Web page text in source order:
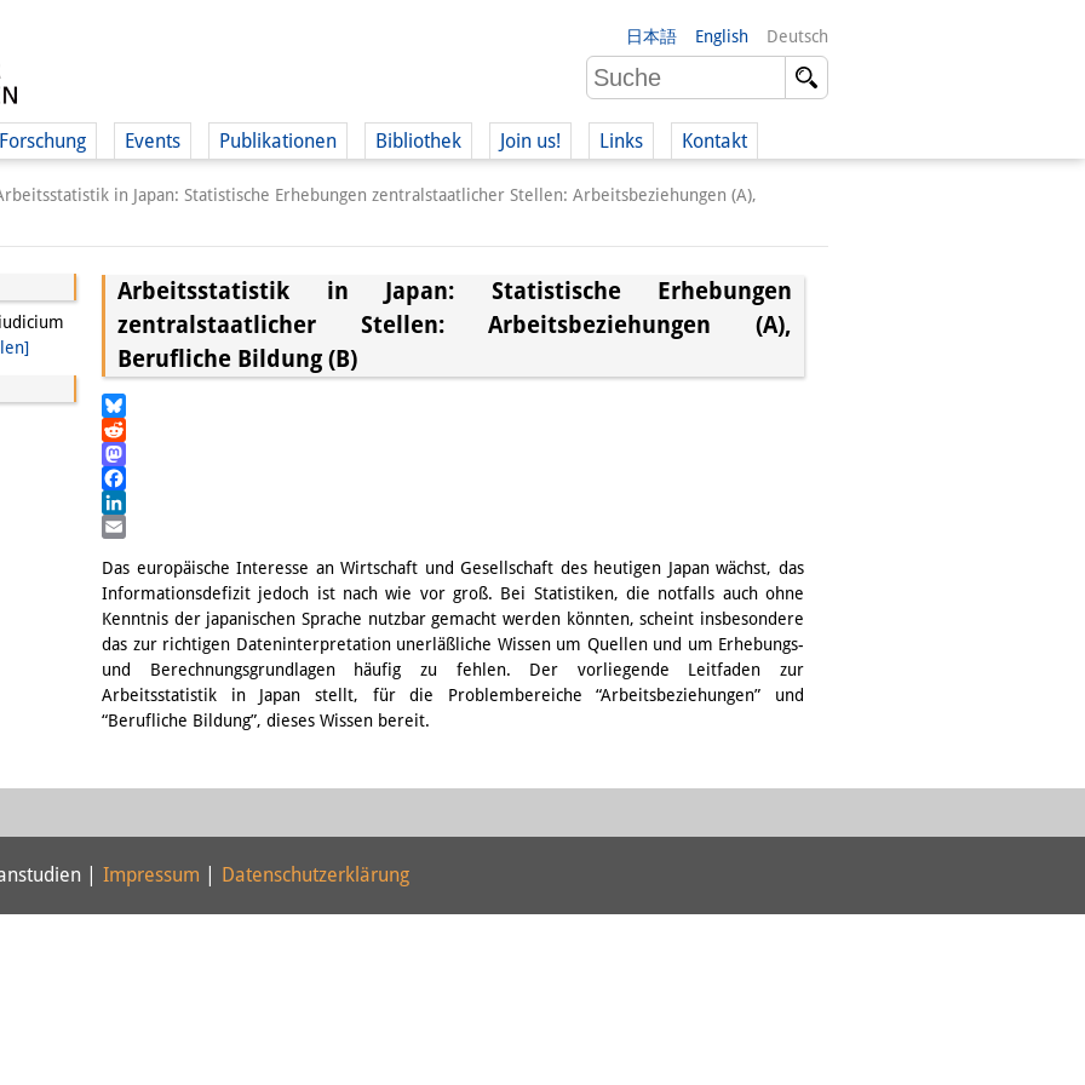
日本語 English Deutsch
Forschung Events Publikationen Bibliothek Join us! Links Kontakt
in Japan: Statistische Erhebungen zentralstaatlicher Stellen: Arbeitsbeziehungen (A),
Arbeitsstatistik in Japan: Statistische Erhebungen
zentralstaatlicher Stellen: Arbeitsbeziehungen (A),
Berufliche Bildung (B)
Bluesky
Reddit
Mastodon
Facebook
LinkedIn
Das europäische Interesse an Wirtschaft und Gesellschaft des heutigen Japan wächst, das
Informationsdefizit jedoch ist nach wie vor groß. Bei Statistiken, die notfalls auch ohne
Kenntnis der japanischen Sprache nutzbar gemacht werden könnten, scheint insbesondere
das zur richtigen Dateninterpretation unerläßliche Wissen um Quellen und um Erhebungs-
und Berechnungsgrundlagen häufig zu fehlen. Der vorliegende Leitfaden zur
Arbeitsstatistik in Japan stellt, für die Problembereiche “Arbeitsbeziehungen” und
“Berufliche Bildung”, dieses Wissen bereit.
| Impressum Datenschutzerklärung